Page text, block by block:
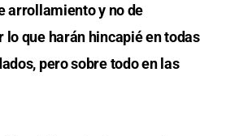
arrollamiento y no de
que harán hincapié en todas
pero sobre todo en las